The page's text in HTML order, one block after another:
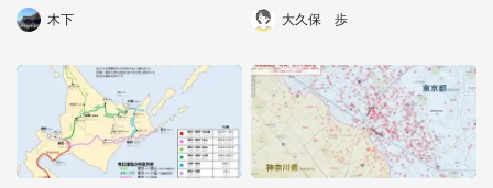
海道ツーリング」まとめ結果
が過酷すぎ
木下
してきました
大久保 歩